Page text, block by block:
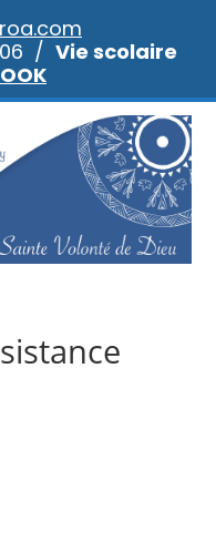
/ Vie scolaire